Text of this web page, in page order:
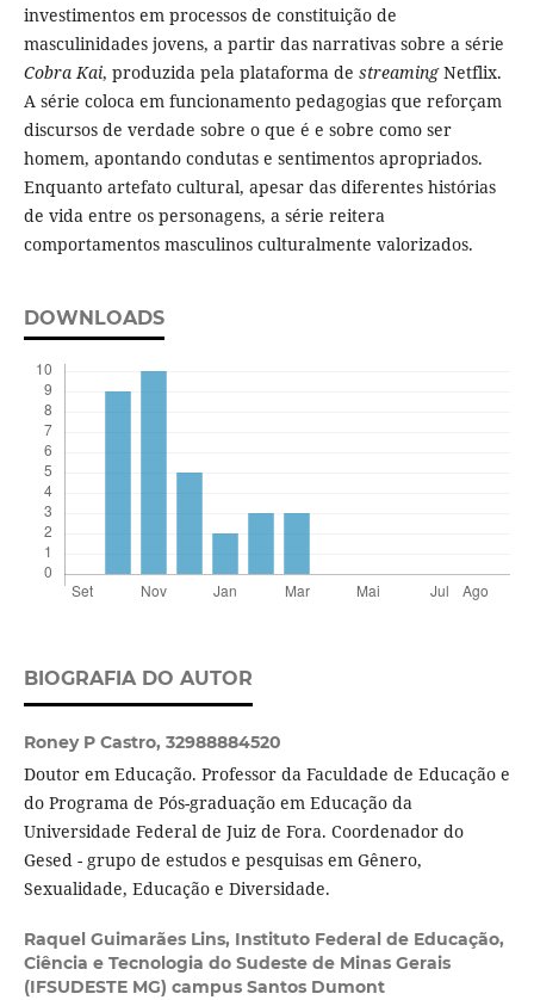
investimentos em processos de constituição de
masculinidades jovens, a partir das narrativas sobre a série
Cobra Kai, produzida pela plataforma de streamingNetflix.
A série coloca em funcionamento pedagogias que reforçam
discursos de verdade sobre o que é e sobre como ser
homem, apontando condutas e sentimentos apropriados.
Enquanto artefato cultural, apesar das diferentes histórias
de vida entre os personagens, a série reitera
comportamentos masculinos culturalmente valorizados.
DOWNLOADS
BIOGRAFIA DO AUTOR
Roney P Castro, 32988884520
Doutor em Educação. Professor da Faculdade de Educação e
do Programa de Pós-graduação em Educação da
Universidade Federal de Juiz de Fora. Coordenador do
Gesed - grupo de estudos e pesquisas em Gênero,
Sexualidade, Educação e Diversidade.
Raquel Guimarães Lins, Instituto Federal de Educação,
Ciência e Tecnologia do Sudeste de Minas Gerais
(IFSUDESTE MG) campus Santos Dumont